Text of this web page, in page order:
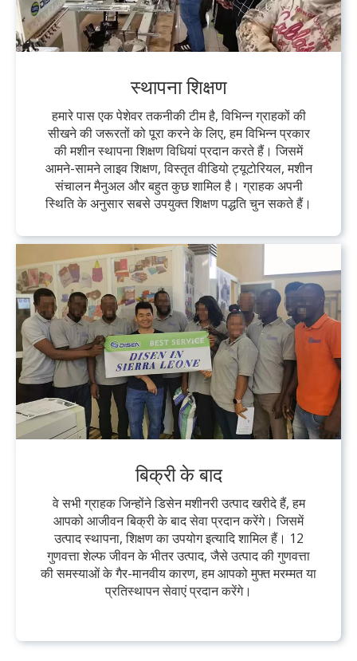
स्थापना शिक्षण
हमारे पास एक पेशेवर तकनीकी टीम है, विभिन्न ग्राहकों की
सीखने की जरूरतों को पूरा करने के लिए, हम विभिन्न प्रकार
की मशीन स्थापना शिक्षण विधियां प्रदान करते हैं। जिसमें
आमने-सामने लाइव शिक्षण, विस्तृत वीडियो ट्यूटोरियल, मशीन
संचालन मैनुअल और बहुत कुछ शामिल है। ग्राहक अपनी
स्थिति के अनुसार सबसे उपयुक्त शिक्षण पद्धति चुन सकते हैं।
बिक्री के बाद
वे सभी ग्राहक जिन्होंने डिसेन मशीनरी उत्पाद खरीदे हैं, हम
आपको आजीवन बिक्री के बाद सेवा प्रदान करेंगे। जिसमें
उत्पाद स्थापना, शिक्षण का उपयोग इत्यादि शामिल हैं। 12
गुणवत्ता शेल्फ जीवन के भीतर उत्पाद, जैसे उत्पाद की गुणवत्ता
की समस्याओं के गैर-मानवीय कारण, हम आपको मुफ्त मरम्मत या
प्रतिस्थापन सेवाएं प्रदान करेंगे।